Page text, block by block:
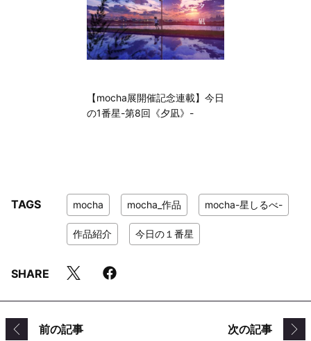
【mocha展開催記念連載】今日
の1番星-第8回《夕凪》-
TAGS mocha mocha_作品 mocha-星しるべ-
作品紹介 今日の１番星
SHARE
前の記事 次の記事